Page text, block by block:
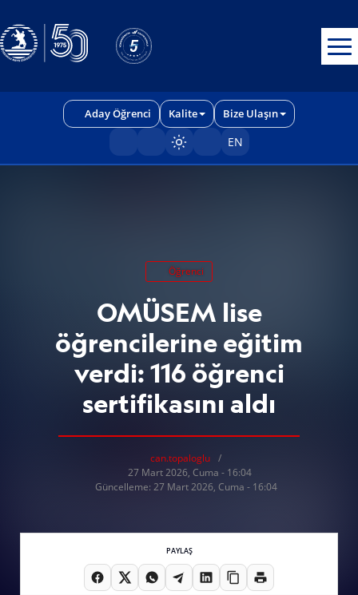
Aday Öğrenci Kalite Bize Ulaşın
Sayfayı karart/aç
EN
Öğrenci
OMÜSEM lise
öğrencilerine eğitim
verdi: 116 öğrenci
sertifikasını aldı
can.topaloglu
27 Mart 2026, Cuma - 16:04
Güncelleme: 27 Mart 2026, Cuma - 16:04
PAYLAŞ